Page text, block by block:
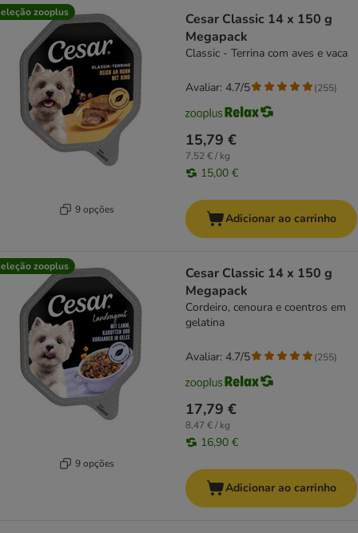
zooplus
9 opções
Cesar Classic 14 x 150 g
Megapack
Classic - Terrina com aves e vaca
15,79 €
7,52 € / kg
15,00 €
Avaliar: 4.7/5 (255)
Adicionar ao carrinho
zooplus
9 opções
Cesar Classic 14 x 150 g
Megapack
Cordeiro, cenoura e coentros em
gelatina
17,79 €
8,47 € / kg
16,90 €
Avaliar: 4.7/5 (255)
Adicionar ao carrinho